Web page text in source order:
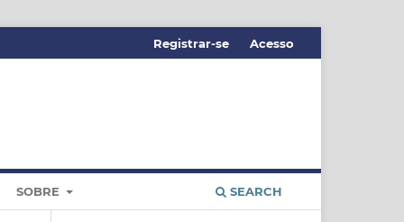
SOBRE SEARCH
Registrar-se Acesso